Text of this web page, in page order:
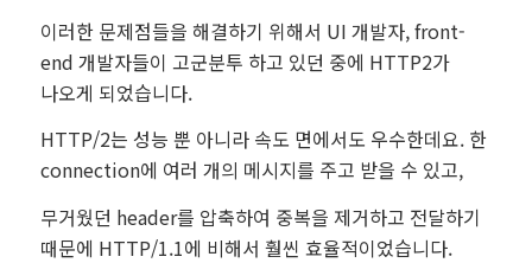
이러한 문제점들을 해결하기 위해서 UI 개발자, front-
end 개발자들이 고군분투 하고 있던 중에 HTTP2가
나오게 되었습니다.
HTTP/2는 성능 뿐 아니라 속도 면에서도 우수한데요. 한
connection에 여러 개의 메시지를 주고 받을 수 있고,
무거웠던 header를 압축하여 중복을 제거하고 전달하기
때문에 HTTP/1.1에 비해서 훨씬 효율적이었습니다.